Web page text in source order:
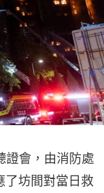
證會，由消防處
了坊間對當日救